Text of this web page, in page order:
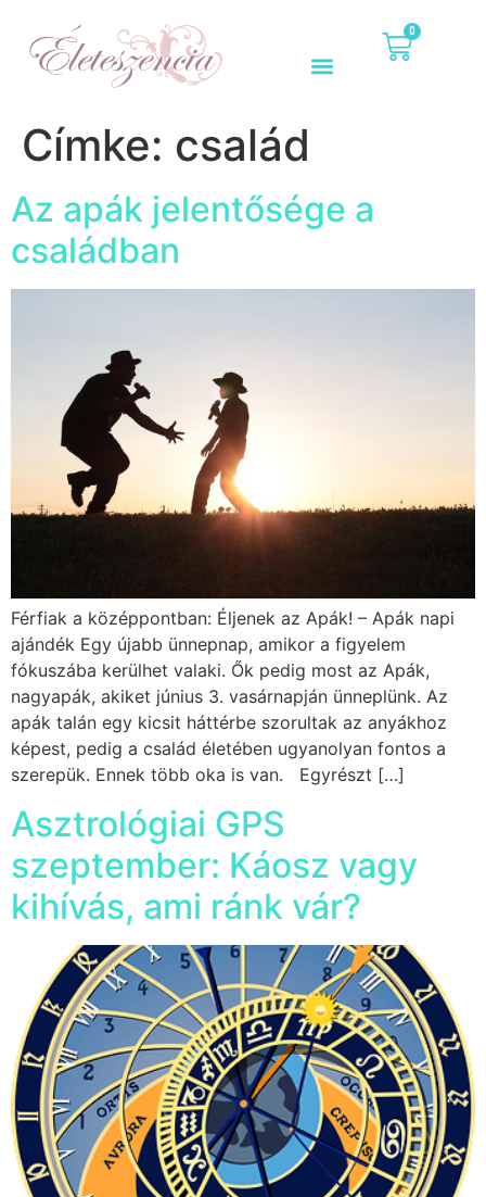
0
Címke: család
Az apák jelentősége a
családban
Férfiak a középpontban: Éljenek az Apák! – Apák napi
ajándék Egy újabb ünnepnap, amikor a figyelem
fókuszába kerülhet valaki. Ők pedig most az Apák,
nagyapák, akiket június 3. vasárnapján ünneplünk. Az
apák talán egy kicsit háttérbe szorultak az anyákhoz
képest, pedig a család életében ugyanolyan fontos a
szerepük. Ennek több oka is van. Egyrészt […]
Asztrológiai GPS
szeptember: Káosz vagy
kihívás, ami ránk vár?